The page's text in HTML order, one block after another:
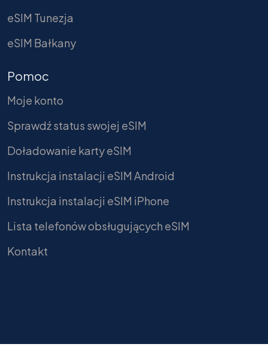
eSIM Tunezja
eSIM Bałkany
Pomoc
Moje konto
Sprawdź status swojej eSIM
Doładowanie karty eSIM
Instrukcja instalacji eSIM Android
Instrukcja instalacji eSIM iPhone
Lista telefonów obsługujących eSIM
Kontakt